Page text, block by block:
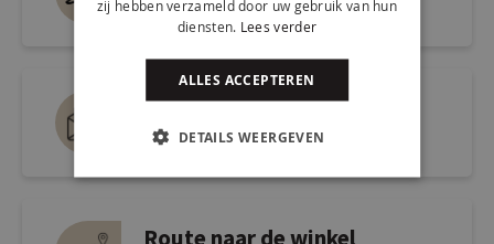
Snel antwoord op je vraag
Mail ons via
info@kickcollection.nl
Route naar de winkel
zij hebben verzameld door uw gebruik van hun
diensten. Lees verder
ALLES ACCEPTEREN
DETAILS WEERGEVEN